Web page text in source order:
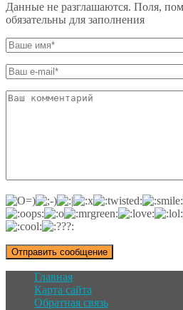
Данные не разглашаются. Поля,
обязательны для заполнения
Главная
Карта сайта
Обратная связь